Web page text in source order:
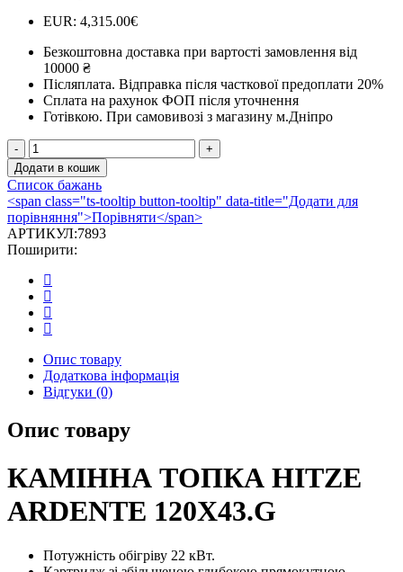
EUR: 4,315.00€
Безкоштовна доставка при вартості замовлення від
10000 ₴
Післяплата. Відправка після часткової предоплати 20%
Сплата на рахунок ФОП після уточнення
Готівкою. При самовивозі з магазину м.Дніпро
Камінна
топка
Hitze
ALBERO
AL120X43G.H-
D
кількість
Додати в кошик
Список бажань
<span class="ts-tooltip button-tooltip" data-title="Додати для
порівняння">Порівняти</span>
АРТИКУЛ:7893
Поширити:
Опис товару
Додаткова інформація
Відгуки (0)
Опис товару
КАМІННА ТОПКА HITZE
ARDENTE 120X43.G
Потужність обігріву 22 кВт.